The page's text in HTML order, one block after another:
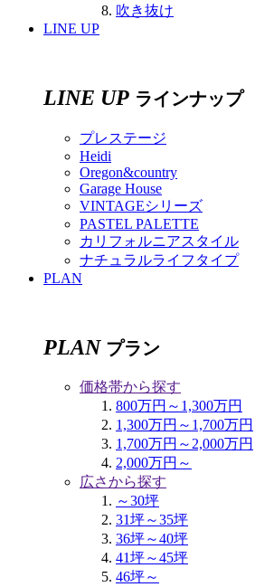
吹き抜け
LINE UP
LINE UP ラインナップ
プレステージ
Heidi
Oregon&country
Garage House
VINTAGEシリーズ
PASTEL PALETTE
カリフォルニアスタイル
ナチュラルライフタイプ
PLAN
PLAN プラン
価格帯から探す
800万円～1,300万円
1,300万円～1,700万円
1,700万円～2,000万円
2,000万円～
広さから探す
～30坪
31坪～35坪
36坪～40坪
41坪～45坪
46坪～